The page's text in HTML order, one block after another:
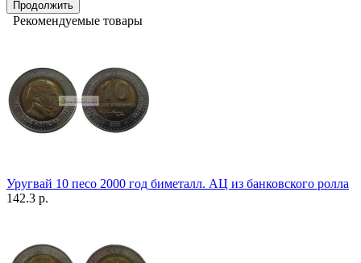
Продолжить
Рекомендуемые товары
Уругвай 10 песо 2000 год биметалл. АЦ из банковского ролла
142.3 р.